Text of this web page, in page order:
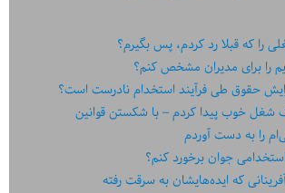
را که قبلا رد کردم، پس بگیرم؟
را برای مدیران مشخص کنم؟
حقوق طی فرآیند استخدام نادرست است؟
شغل خوب پیدا کردم – با شکستن قوانین
را به دست آوردم
جوان برخورد کنم؟
که ایده‏‏‌‏‏‌هایشان به سرقت رفته